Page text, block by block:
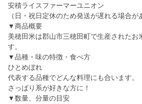
安積ライスファーマーユニオン
（日・祝日定休のため発送が遅れる場合が
▼商品概要
美穂田米は郡山市三穂田町で生産されたお
す。
▼品種・味の特徴・食べ方
ひとめぼれ
代表する品種でどんな料理にも合います。
さっぱり系が好きな方に！
▼数量、分量の目安